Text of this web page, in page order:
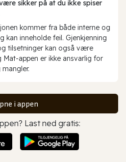
sikker på at du ikke spiser
kommer fra både interne og
kan inneholde feil. Gjenkjenning
tilsetninger kan også være
Mat-appen er ikke ansvarlig for
i appen
Last ned gratis: